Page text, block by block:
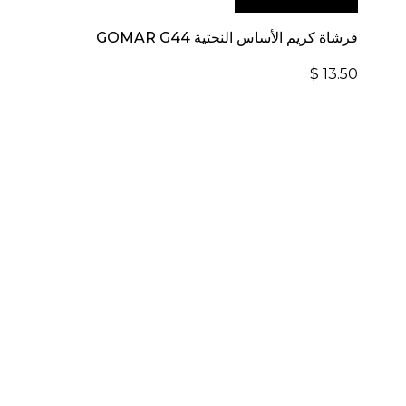
فرشاة كريم الأساس النحتية GOMAR G44
$ 13.50